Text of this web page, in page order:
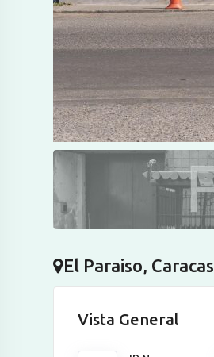
El Paraiso, Caracas
Vista General